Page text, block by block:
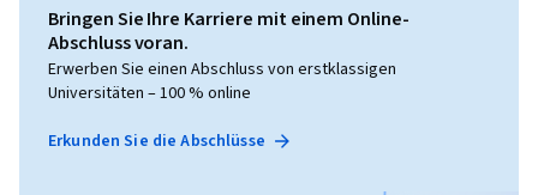
Bringen Sie Ihre Karriere mit einem Online-
Abschluss voran.
Erwerben Sie einen Abschluss von erstklassigen
Universitäten – 100 % online
Erkunden Sie die Abschlüsse